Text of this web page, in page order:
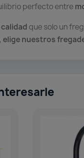
perfecto entre
que solo un
elige nuestros